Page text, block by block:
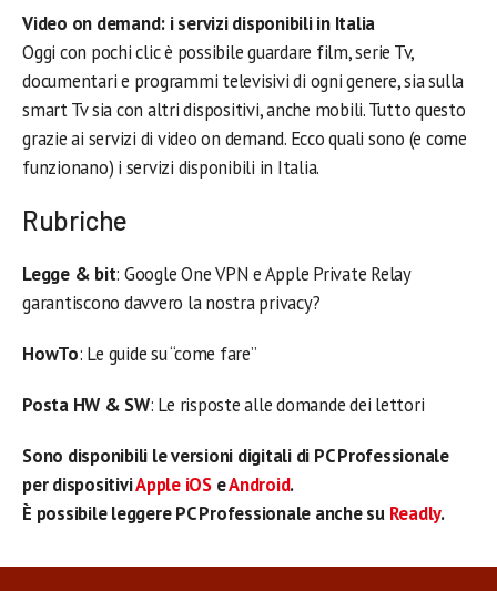
Video on demand: i servizi disponibili in Italia
Oggi con pochi clic è possibile guardare film, serie Tv,
documentari e programmi televisivi di ogni genere, sia sulla
smart Tv sia con altri dispositivi, anche mobili. Tutto questo
grazie ai servizi di video on demand. Ecco quali sono (e come
funzionano) i servizi disponibili in Italia.
Rubriche
Legge & bit: Google One VPN e Apple Private Relay
garantiscono davvero la nostra privacy?
HowTo: Le guide su “come fare”
Posta HW & SW: Le risposte alle domande dei lettori
Sono disponibili le versioni digitali di PC Professionale
per dispositiviApple iOS eAndroid.
È possibile leggere PC Professionale anche su Readly.